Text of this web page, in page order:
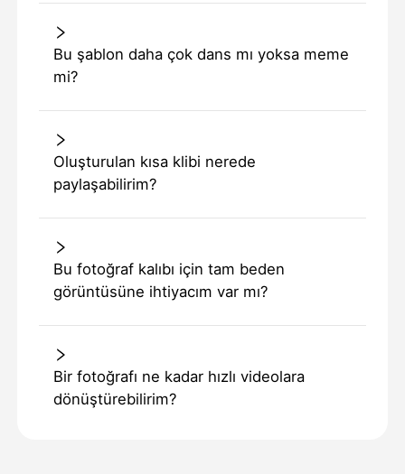
Bu şablon daha çok dans mı yoksa meme
mi?
Oluşturulan kısa klibi nerede
paylaşabilirim?
Bu fotoğraf kalıbı için tam beden
görüntüsüne ihtiyacım var mı?
Bir fotoğrafı ne kadar hızlı videolara
dönüştürebilirim?